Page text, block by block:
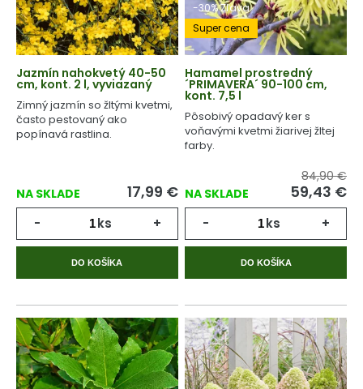
Jazmín nahokvetý 40-50
cm, kont. 2 l, vyviazaný
Zimný jazmín so žltými kvetmi,
často pestovaný ako
popínavá rastlina.
NA SKLADE 17,99 €
- ks +
DO KOŠÍKA
-30% Zľava
Super cena
Hamamel prostredný
´PRIMAVERA´ 90-100 cm,
kont. 7,5 l
Pôsobivý opadavý ker s
voňavými kvetmi žiarivej žltej
farby.
NA SKLADE
84,90 €
59,43 €
- ks +
DO KOŠÍKA